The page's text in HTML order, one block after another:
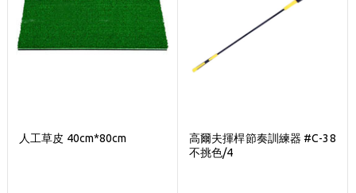
人工草皮 40cm*80cm
高爾夫揮桿節奏訓練器 #C-38
不挑色/4